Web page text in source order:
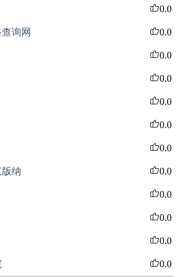
0.0
询网 0.0
0.0
0.0
0.0
0.0
0.0
纳 0.0
0.0
0.0
0.0
0.0